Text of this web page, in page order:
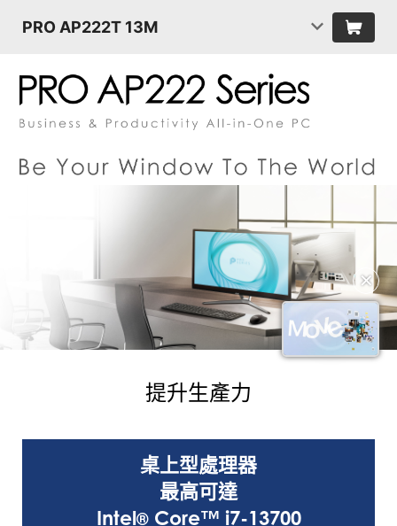
PRO AP222T 13M
✕
提升生產力
桌上型處理器
最高可達
Intel®Core™ i7-13700